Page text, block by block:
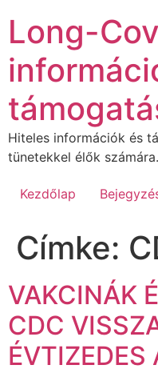
tartalomhoz
Long-
Hiteles információk és
tünetekkel élők számára.
Kezdőlap
Címke:
VAKCINÁK
CDC
ÉVTIZEDES